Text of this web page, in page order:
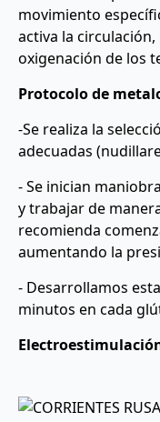
movimiento
activa la
oxigenación de los
Protocolo de
-Se realiza la
adecuadas
- Se inician
y trabajar de
recomienda
aumentando la
- Desarrollamos
minutos en cada